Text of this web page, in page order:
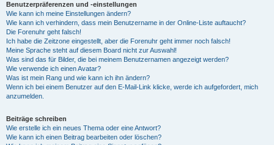
Benutzerpräferenzen und -einstellungen
Wie kann ich meine Einstellungen ändern?
Wie kann ich verhindern, dass mein Benutzername in der Online-Liste auftaucht?
Die Forenuhr geht falsch!
Ich habe die Zeitzone eingestellt, aber die Forenuhr geht immer noch falsch!
Meine Sprache steht auf diesem Board nicht zur Auswahl!
Was sind das für Bilder, die bei meinem Benutzernamen angezeigt werden?
Wie verwende ich einen Avatar?
Was ist mein Rang und wie kann ich ihn ändern?
Wenn ich bei einem Benutzer auf den E-Mail-Link klicke, werde ich aufgefordert, mich
anzumelden.
Beiträge schreiben
Wie erstelle ich ein neues Thema oder eine Antwort?
Wie kann ich einen Beitrag bearbeiten oder löschen?